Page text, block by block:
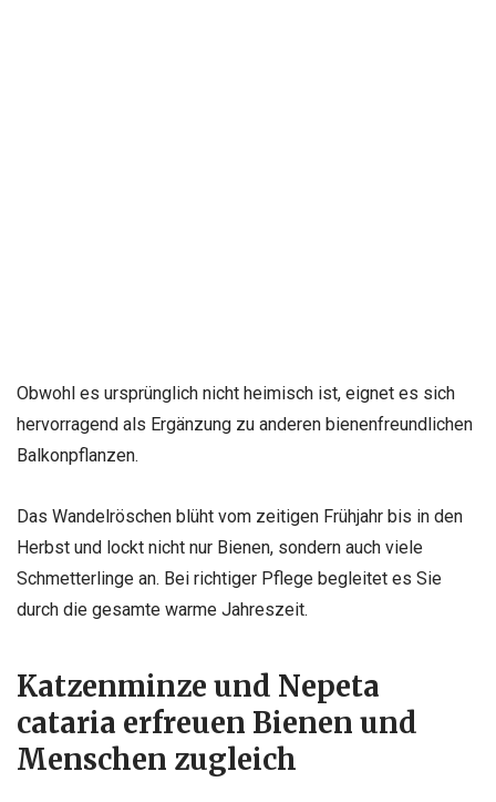
Obwohl es ursprünglich nicht heimisch ist, eignet es sich
hervorragend als Ergänzung zu anderen bienenfreundlichen
Balkonpflanzen.
Das Wandelröschen blüht vom zeitigen Frühjahr bis in den
Herbst und lockt nicht nur Bienen, sondern auch viele
Schmetterlinge an. Bei richtiger Pflege begleitet es Sie
durch die gesamte warme Jahreszeit.
Katzenminze und Nepeta
cataria erfreuen Bienen und
Menschen zugleich